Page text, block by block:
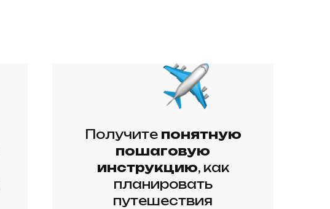
Получите понятную
пошаговую
инструкцию, как
планировать
путешествия